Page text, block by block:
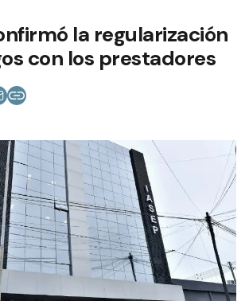
la regularización
con los prestadores